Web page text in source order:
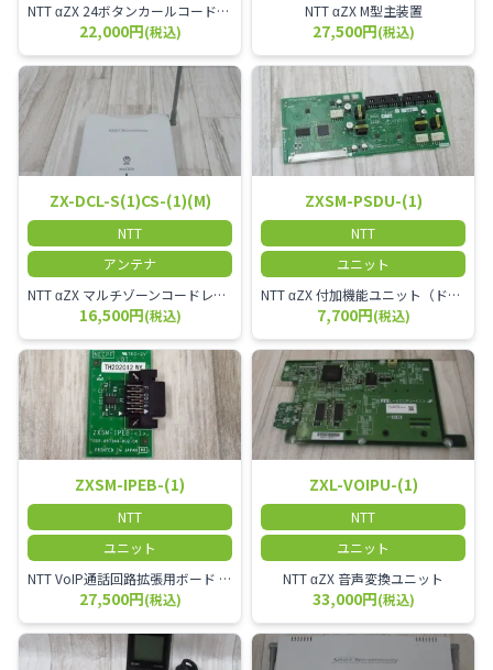
NTT αZX 24ボタンカールコードレス電話機 無線タイプ、電話機と子機が離れるタイプのカールコードレス電話機です。 決裁者様等、オフィス内を頻繁に動かれる方のご使用が多いです。
22,000円(税込)
NTT αZX M型主装置
27,500円(税込)
ZX-DCL-S(1)CS-(1)(M)
NTT
アンテナ
NTT αZX マルチゾーンコードレススターアンテナ(マスター)
16,500円(税込)
ZXSM-PSDU-(1)
NTT
ユニット
NTT αZX 付加機能ユニット（ドアホンなど）
7,700円(税込)
ZXSM-IPEB-(1)
NTT
ユニット
NTT VoIP通話回路拡張用ボード ZXSM－IP内線ボード－「1」
27,500円(税込)
ZXL-VOIPU-(1)
NTT
ユニット
NTT αZX 音声変換ユニット
33,000円(税込)